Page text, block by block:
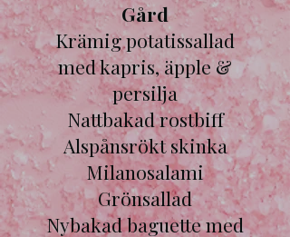
Gård
Krämig potatissallad
med kapris, äpple &
persilja
Nattbakad rostbiff
Alspånsrökt skinka
Milanosalami
Grönsallad
Nybakad baguette med